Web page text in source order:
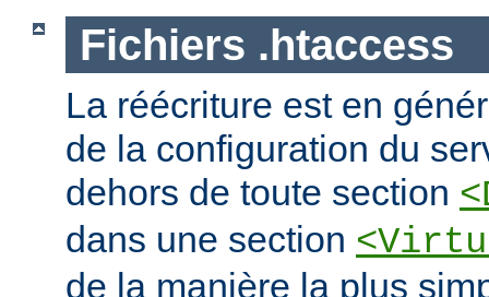
Fichiers .htaccess
La réécriture est en
de la configuration du
dehors de toute section
dans une section
de la manière la plus